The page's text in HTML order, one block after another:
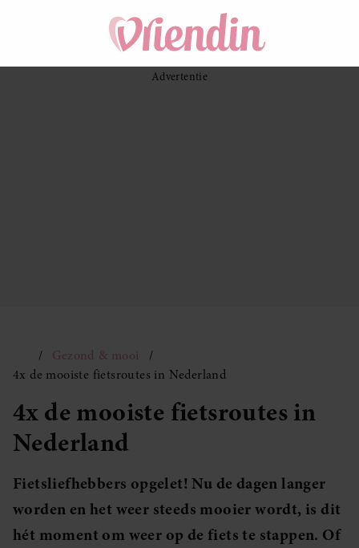
Gezond & mooi
4x de mooiste fietsroutes in Nederland
4x de mooiste fietsroutes in
Nederland
Fietsliefhebbers opgelet! Nu de dagen langer
worden en het weer steeds mooier wordt, is dit
hét moment om weer op de fiets te stappen. Of